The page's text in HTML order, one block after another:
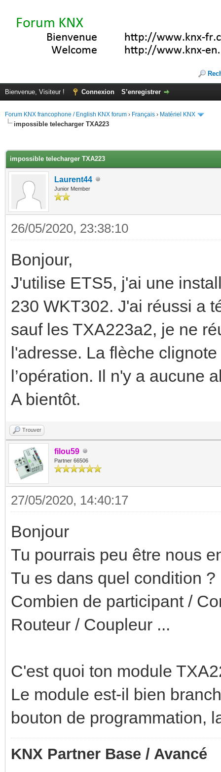
Bienvenue, Visiteur ! Connexion S’enregistrer
Forum KNX francophone / English KNX forum › Français › Matériel KNX
impossible telecharger TXA223
impossible telecharger TXA223
Laurent44
Junior Member
26/05/2020, 23:38:10
Bonjour,
J'utilise ETS5, j'ai une
230 WKT302. J'ai réussi a
sauf les TXA223a2, je ne
l'adresse. La flèche
l’opération. Il n'y a aucune
A bientôt.
Trouver
filou59
Partner 66506
27/05/2020, 14:40:17
Bonjour
Tu pourrais peu être nous
Tu es dans quel condition
Combien de participant /
Routeur / Coupleur ...
C'est quoi ton module
Le module est-il bien
bouton de programmation,
KNX Partner Base / Avancé